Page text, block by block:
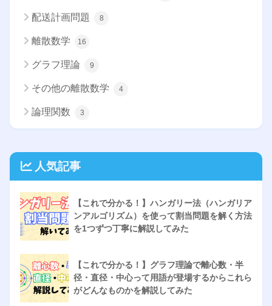
配送計画問題 8
離散数学 16
グラフ理論 9
その他の離散数学 4
論理関数 3
人気記事
【これで分かる！】ハンガリー法（ハンガリア
ンアルゴリズム）を使って割当問題を解く方法
を1つずつ丁寧に解説してみた
【これで分かる！】グラフ理論で離心数・半
径・直径・中心って用語が登場するからこれら
がどんなものかを解説してみた